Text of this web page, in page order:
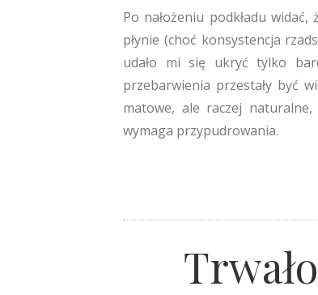
Po nałożeniu podkładu
płynie (choć konsystencja
udało mi się ukryć tylko
przebarwienia przestały być
matowe, ale raczej
wymaga przypudrowania.